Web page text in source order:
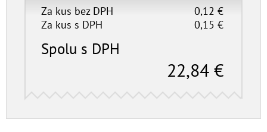
Za kus bez DPH 0,12 €
Za kus s DPH
0,15 €
Spolu s DPH
22,84 €